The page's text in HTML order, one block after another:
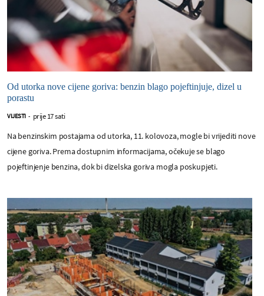
Od utorka nove cijene goriva: benzin blago pojeftinjuje, dizel u
porastu
VIJESTI - prije 17 sati
Na benzinskim postajama od utorka, 11. kolovoza, mogle bi vrijediti nove
cijene goriva. Prema dostupnim informacijama, očekuje se blago
pojeftinjenje benzina, dok bi dizelska goriva mogla poskupjeti.